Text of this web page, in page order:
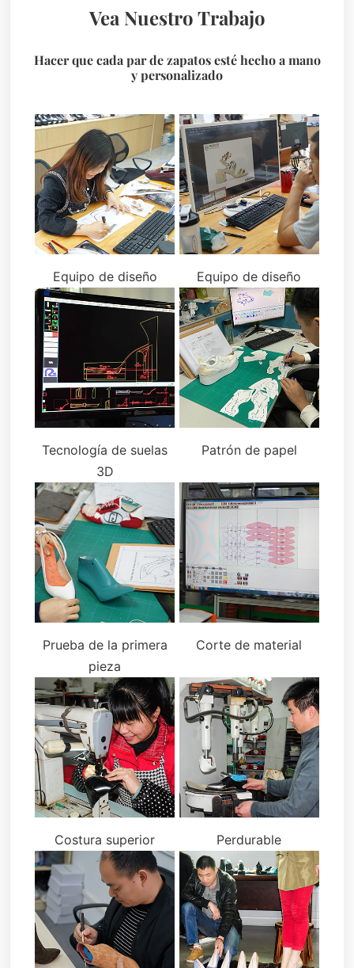
Vea Nuestro Trabajo
Hacer que cada par de zapatos esté hecho a mano
y personalizado
Equipo de diseño Equipo de diseño
Tecnología de suelas
3D
Patrón de papel
Prueba de la primera
pieza
Corte de material
Costura superior Perdurable